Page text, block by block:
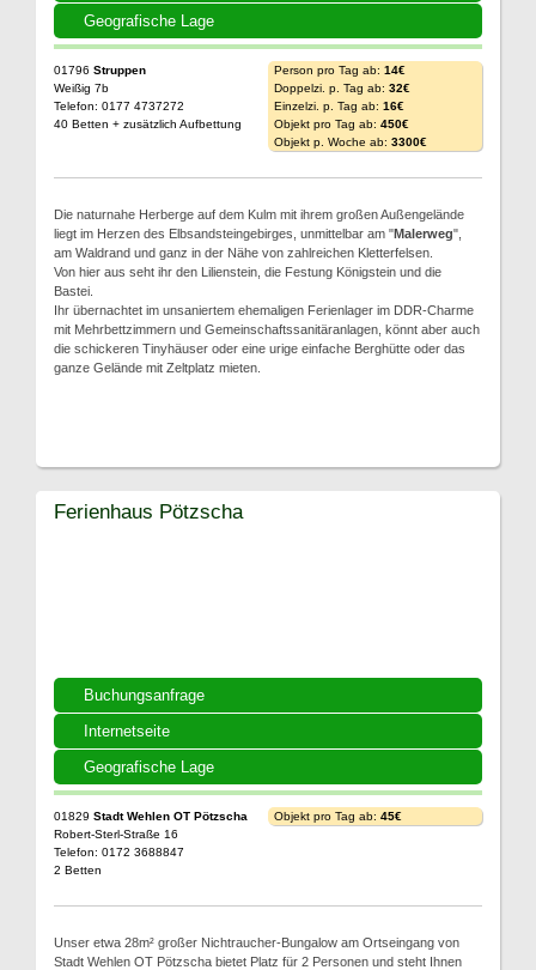
Geografische Lage
01796 Struppen
Weißig 7b
Telefon: 0177 4737272
40 Betten + zusätzlich Aufbettung
Person pro Tag ab: 14€
Doppelzi. p. Tag ab: 32€
Einzelzi. p. Tag ab: 16€
Objekt pro Tag ab: 450€
Objekt p. Woche ab: 3300€
Die naturnahe Herberge auf dem Kulm mit ihrem großen Außengelände
liegt im Herzen des Elbsandsteingebirges, unmittelbar am "Malerweg",
am Waldrand und ganz in der Nähe von zahlreichen Kletterfelsen.
Von hier aus seht ihr den Lilienstein, die Festung Königstein und die
Bastei.
Ihr übernachtet im unsaniertem ehemaligen Ferienlager im DDR-Charme
mit Mehrbettzimmern und Gemeinschaftssanitäranlagen, könnt aber auch
die schickeren Tinyhäuser oder eine urige einfache Berghütte oder das
ganze Gelände mit Zeltplatz mieten.
Buchungsanfrage
Internetseite
Geografische Lage
Ferienhaus Pötzscha
01829 Stadt Wehlen OT Pötzscha
Robert-Sterl-Straße 16
Telefon: 0172 3688847
2 Betten
Objekt pro Tag ab: 45€
Unser etwa 28m² großer Nichtraucher-Bungalow am Ortseingang von
Stadt Wehlen OT Pötzscha bietet Platz für 2 Personen und steht Ihnen